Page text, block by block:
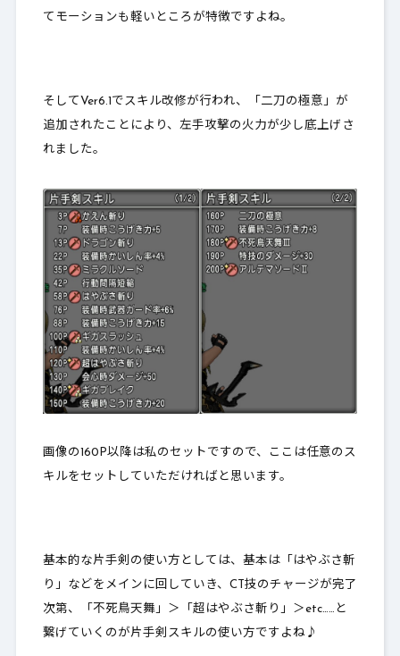
てモーションも軽いところが特徴ですよね。
そしてVer6.1でスキル改修が行われ、「二刀の極意」が
追加されたことにより、左手攻撃の火力が少し底上げさ
れました。
画像の160P以降は私のセットですので、ここは任意のス
キルをセットしていただければと思います。
基本的な片手剣の使い方としては、基本は「はやぶさ斬
り」などをメインに回していき、CT技のチャージが完了
次第、「不死鳥天舞」＞「超はやぶさ斬り」＞etc……と
繋げていくのが片手剣スキルの使い方ですよね♪